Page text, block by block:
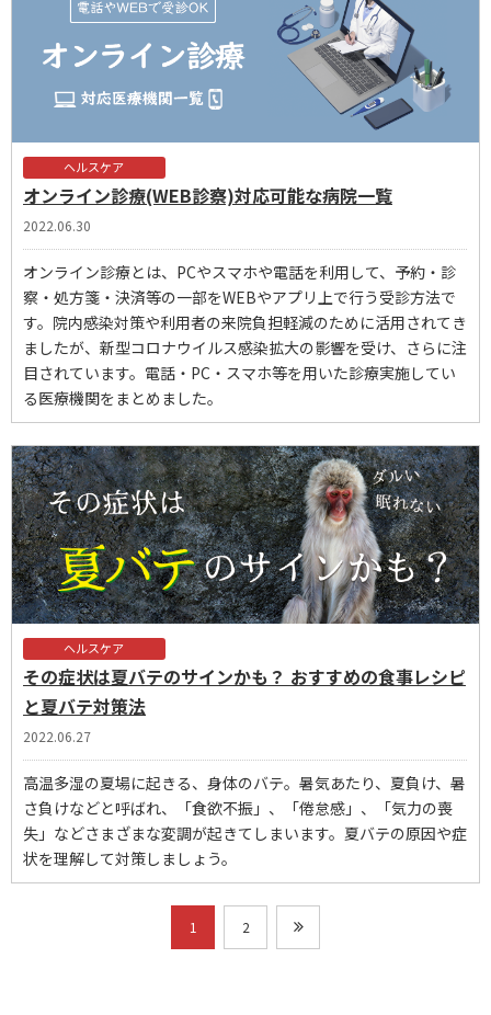
ヘルスケア
オンライン診療(WEB診察)対応可能な病院一覧
2022.06.30
オンライン診療とは、PCやスマホや電話を利用して、予約・診
察・処方箋・決済等の一部をWEBやアプリ上で行う受診方法で
す。院内感染対策や利用者の来院負担軽減のために活用されてき
ましたが、新型コロナウイルス感染拡大の影響を受け、さらに注
目されています。電話・PC・スマホ等を用いた診療実施してい
る医療機関をまとめました。
ヘルスケア
その症状は夏バテのサインかも？ おすすめの食事レシピ
と夏バテ対策法
2022.06.27
高温多湿の夏場に起きる、身体のバテ。暑気あたり、夏負け、暑
さ負けなどと呼ばれ、「食欲不振」、「倦怠感」、「気力の喪
失」などさまざまな変調が起きてしまいます。夏バテの原因や症
状を理解して対策しましょう。
1 2